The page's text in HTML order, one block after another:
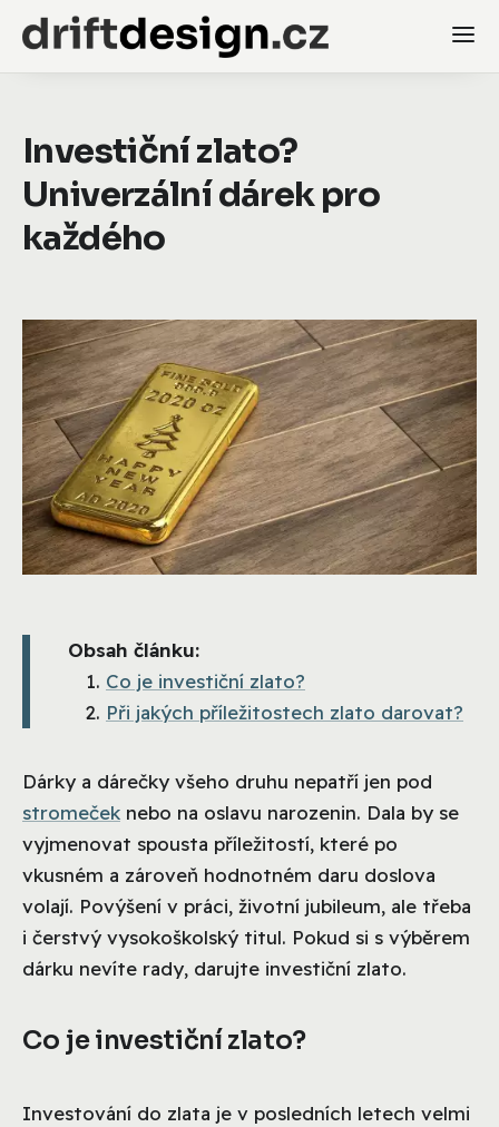
Investiční zlato?
Univerzální dárek pro
každého
Obsah článku:
Co je investiční zlato?
Při jakých příležitostech zlato darovat?
Dárky a dárečky všeho druhu nepatří jen pod
stromeček nebo na oslavu narozenin. Dala by se
vyjmenovat spousta příležitostí, které po
vkusném a zároveň hodnotném daru doslova
volají. Povýšení v práci, životní jubileum, ale třeba
i čerstvý vysokoškolský titul. Pokud si s výběrem
dárku nevíte rady, darujte investiční zlato.
Co je investiční zlato?
Investování do zlata je v posledních letech velmi